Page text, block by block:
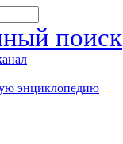
поиск
энциклопедию